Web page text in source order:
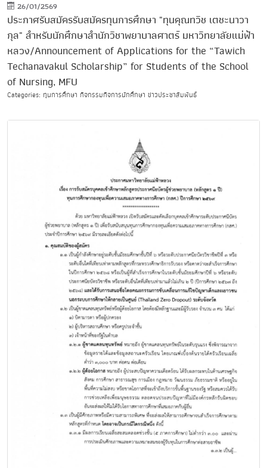
26/01/2569
ประกาศรับสมัครรับสมัครทุนการศึกษา "ทุนคุณทวิช เตชะนาวา
กุล" สําหรับนักศึกษาสํานักวิชาพยาบาลศาตร์ มหาวิทยาลัยแม่ฟ้า
หลวง/Announcement of Applications for the “Tawich
Techanavakul Scholarship” for Students of the School
of Nursing, MFU
Categories: ทุนการศึกษา กิจกรรมกิจการนักศึกษา ข่าวประชาสัมพันธ์